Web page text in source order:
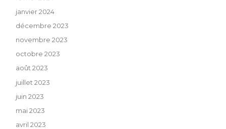
janvier 2024
décembre 2023
novembre 2023
octobre 2023
août 2023
juillet 2023
juin 2023
mai 2023
avril 2023